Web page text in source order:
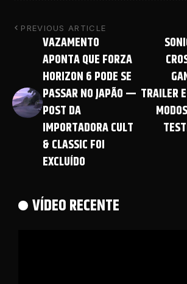
PREVIOUS ARTICLE
VAZAMENTO
APONTA QUE FORZA
HORIZON 6 PODE SE
PASSAR NO JAPÃO —
POST DA
IMPORTADORA CULT
& CLASSIC FOI
EXCLUÍDO
TRAILER
VÍDEO RECENTE